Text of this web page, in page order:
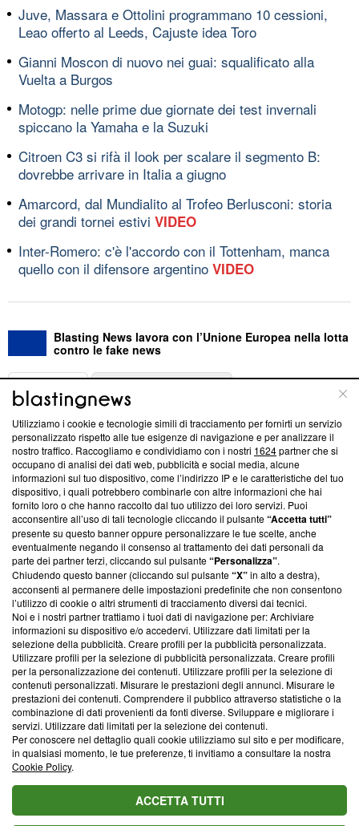
Juve, Massara e Ottolini programmano 10 cessioni,
Leao offerto al Leeds, Cajuste idea Toro
Gianni Moscon di nuovo nei guai: squalificato alla
Vuelta a Burgos
Motogp: nelle prime due giornate dei test invernali
spiccano la Yamaha e la Suzuki
Citroen C3 si rifà il look per scalare il segmento B:
dovrebbe arrivare in Italia a giugno
Amarcord, dal Mundialito al Trofeo Berlusconi: storia
dei grandi tornei estivi VIDEO
Inter-Romero: c'è l'accordo con il Tottenham, manca
quello con il difensore argentino VIDEO
Blasting News lavora con l’Unione Europea nella lotta
contro le fake news
ABOUT
Questa sezione offre informazioni trasparenti su Blasting
News, sui nostri processi editoriali e su come ci impegniamo a
creare news di qualità. Inoltre, afferma la nostra aderenza a
‘Trust Project - News with Integrity’Blasting News non è
ancora membro del programma, ma ha richiesto di farne
parte; Trust Project non ha ancora effettuato una verifica di
conformità agli standard.
Su di noi
Team editoriale
Corporate
Redazione
Informativa Privacy
Cookie Policy
Blasting SA, IDI CHE-247.845.224, Via Carlo Frasca, 3 - 6900
Lugano (Svizzera) Tel:+39 0690258937
© 2026 Blasting News
Utilizziamo i cookie e tecnologie simili di tracciamento per fornirti un servizio
personalizzato rispetto alle tue esigenze di navigazione e per analizzare il
nostro traffico. Raccogliamo e condividiamo con i nostri 1624partner che si
occupano di analisi dei dati web, pubblicità e social media, alcune
informazioni sul tuo dispositivo, come l’indirizzo IP e le caratteristiche del tuo
dispositivo, i quali potrebbero combinarle con altre informazioni che hai
fornito loro o che hanno raccolto dal tuo utilizzo dei loro servizi. Puoi
acconsentire all’uso di tali tecnologie cliccando il pulsante“Accetta tutti”
presente su questo banner oppure personalizzare le tue scelte, anche
eventualmente negando il consenso al trattamento dei dati personali da
parte dei partner terzi, cliccando sul pulsante“Personalizza”.
Chiudendo questo banner (cliccando sul pulsante“X”in alto a destra),
acconsenti al permanere delle impostazioni predefinite che non consentono
l’utilizzo di cookie o altri strumenti di tracciamento diversi dai tecnici.
Noi e i nostri partner trattiamo i tuoi dati di navigazione per: Archiviare
informazioni su dispositivo e/o accedervi. Utilizzare dati limitati per la
selezione della pubblicità. Creare profili per la pubblicità personalizzata.
Utilizzare profili per la selezione di pubblicità personalizzata. Creare profili
per la personalizzazione dei contenuti. Utilizzare profili per la selezione di
contenuti personalizzati. Misurare le prestazioni degli annunci. Misurare le
prestazioni dei contenuti. Comprendere il pubblico attraverso statistiche o la
combinazione di dati provenienti da fonti diverse. Sviluppare e migliorare i
servizi. Utilizzare dati limitati per la selezione dei contenuti.
Per conoscere nel dettaglio quali cookie utilizziamo sul sito e per modificare,
in qualsiasi momento, le tue preferenze, ti invitiamo a consultare la nostra
Cookie Policy.
ACCETTA TUTTI